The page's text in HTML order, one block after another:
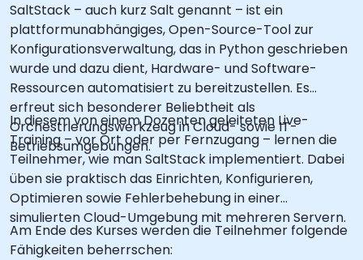
SaltStack – auch kurz Salt genannt – ist ein
plattformunabhängiges, Open-Source-Tool zur
Konfigurationsverwaltung, das in Python geschrieben
wurde und dazu dient, Hardware- und Software-
Ressourcen automatisiert zu bereitzustellen. Es
erfreut sich besonderer Beliebtheit als
Orchestrierungswerkzeug in Cloud- sowie IT-
Betriebsumgebungen.
In diesem von einem Dozenten geleiteten Live-
Training – vor Ort oder per Fernzugang – lernen die
Teilnehmer, wie man SaltStack implementiert. Dabei
üben sie praktisch das Einrichten, Konfigurieren,
Optimieren sowie Fehlerbehebung in einer
simulierten Cloud-Umgebung mit mehreren Servern.
Am Ende des Kurses werden die Teilnehmer folgende
Fähigkeiten beherrschen: